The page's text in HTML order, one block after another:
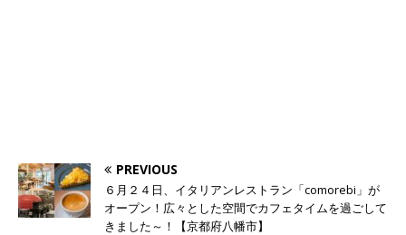
PREVIOUS
６月２４日、イタリアンレストラン「comorebi」が
オープン！広々とした空間でカフェタイムを過ごして
きました～！【京都府八幡市】